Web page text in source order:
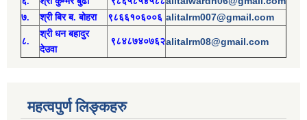
७. श्री बिर ब. बोहरा ९८६६१०६००६ alitalrm007@gmail.com
८.
श्री धन बहादुर
देउवा
९८४८७४०७६२alitalrm08@gmail.com
महत्वपुर्ण लिङ्कहरु